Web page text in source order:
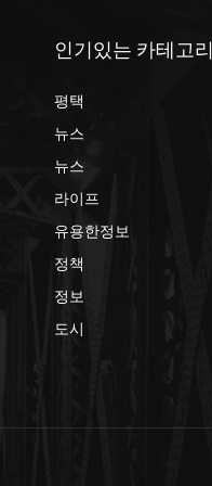
인기있는 카테고리
평택
뉴스
뉴스
라이프
유용한정보
정책
정보
도시